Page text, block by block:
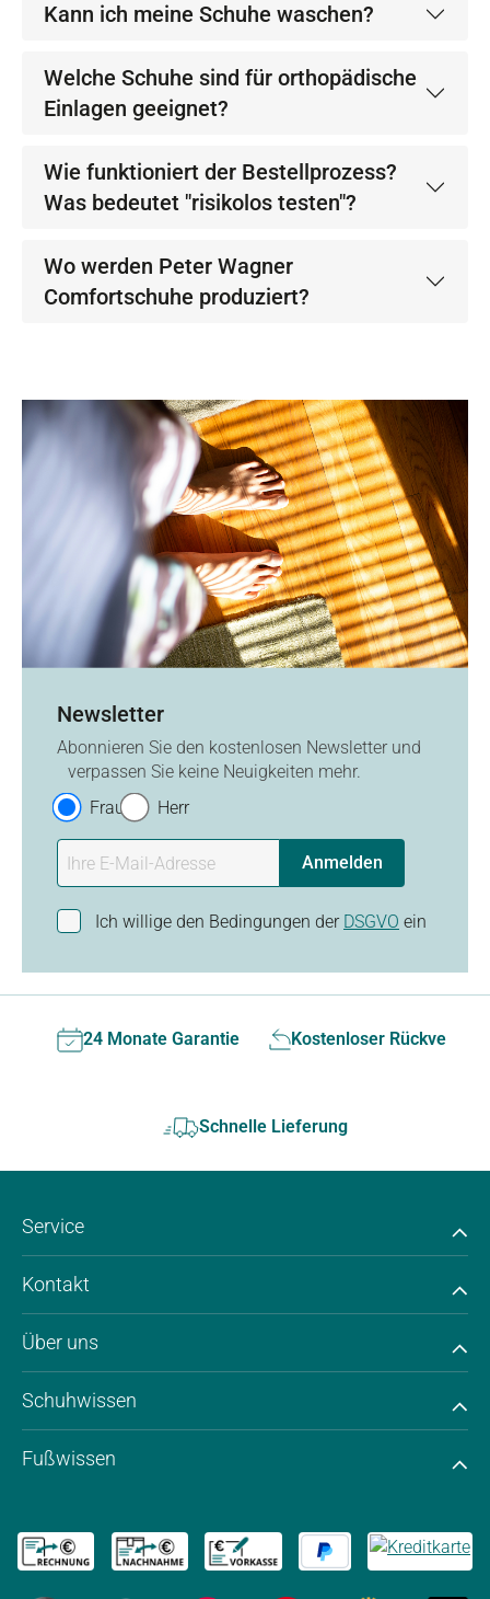
Kann ich meine Schuhe waschen?
Welche Schuhe sind für orthopädische
Einlagen geeignet?
Wie funktioniert der Bestellprozess?
Was bedeutet "risikolos testen"?
Wo werden Peter Wagner
Comfortschuhe produziert?
Newsletter
Abonnieren Sie den kostenlosen Newsletter und
verpassen Sie keine Neuigkeiten mehr.
Frau
Herr
Anmelden
Ich willige den Bedingungen der DSGVO ein
24 Monate Garantie Kostenloser Rückversand
Schnelle Lieferung
Service
Kontakt
Über uns
Schuhwissen
Fußwissen